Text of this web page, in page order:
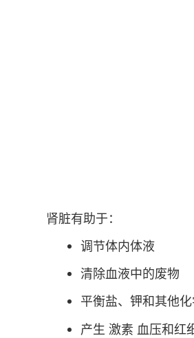
肾脏有助于：
调节体内体液
清除血液中的废物
平衡盐、钾和其他
产生 激素 血压和红